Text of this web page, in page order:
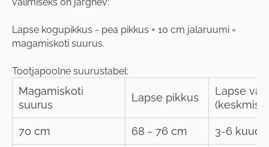
Lapse kogupikkus - pea pikkus + 10 cm jalaruumi =
magamiskoti suurus.
Tootjapoolne suurustabel:
Magamiskoti
suurus
Lapse pikkus
Lapse
70 cm 68 - 76 cm 3-6 kuud